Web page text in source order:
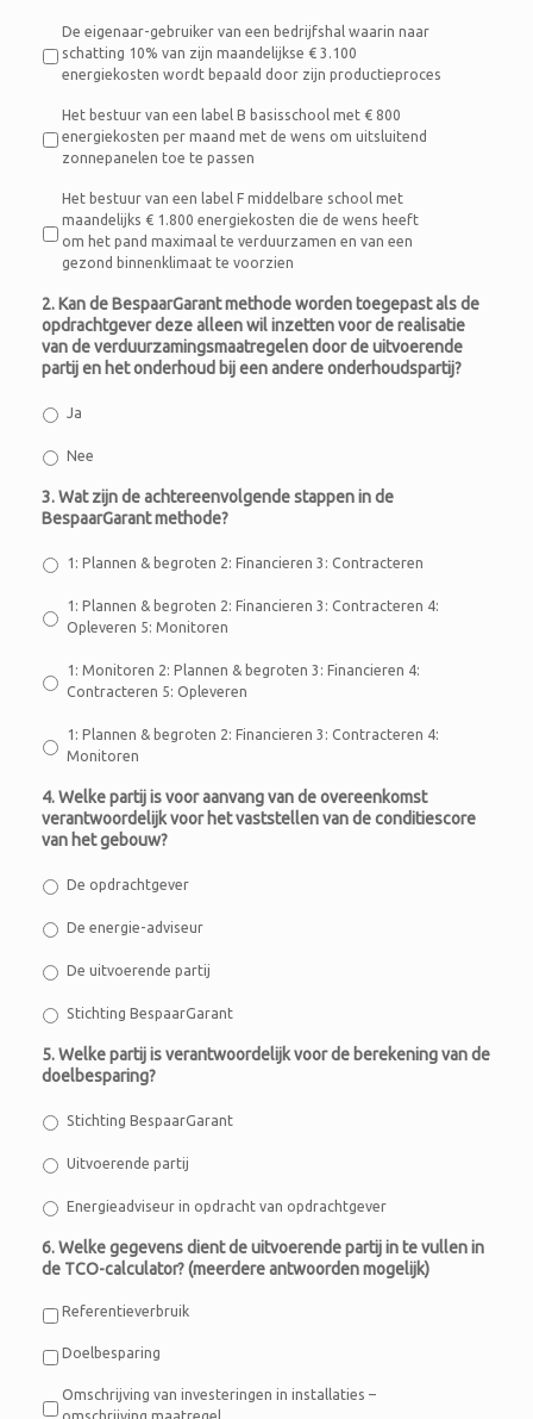
De eigenaar-gebruiker van een bedrijfshal waarin naar
schatting 10% van zijn maandelijkse € 3.100
energiekosten wordt bepaald door zijn productieproces
Het bestuur van een label B basisschool met € 800
energiekosten per maand met de wens om uitsluitend
zonnepanelen toe te passen
Het bestuur van een label F middelbare school met
maandelijks € 1.800 energiekosten die de wens heeft
om het pand maximaal te verduurzamen en van een
gezond binnenklimaat te voorzien
2. Kan de BespaarGarant methode worden toegepast als de
opdrachtgever deze alleen wil inzetten voor de realisatie
van de verduurzamingsmaatregelen door de uitvoerende
partij en het onderhoud bij een andere onderhoudspartij?
Ja
Nee
3. Wat zijn de achtereenvolgende stappen in de
BespaarGarant methode?
1: Plannen & begroten 2: Financieren 3: Contracteren
1: Plannen & begroten 2: Financieren 3: Contracteren 4:
Opleveren 5: Monitoren
1: Monitoren 2: Plannen & begroten 3: Financieren 4:
Contracteren 5: Opleveren
1: Plannen & begroten 2: Financieren 3: Contracteren 4:
Monitoren
4. Welke partij is voor aanvang van de overeenkomst
verantwoordelijk voor het vaststellen van de conditiescore
van het gebouw?
De opdrachtgever
De energie-adviseur
De uitvoerende partij
Stichting BespaarGarant
5. Welke partij is verantwoordelijk voor de berekening van de
doelbesparing?
Stichting BespaarGarant
Uitvoerende partij
Energieadviseur in opdracht van opdrachtgever
6. Welke gegevens dient de uitvoerende partij in te vullen in
de TCO-calculator? (meerdere antwoorden mogelijk)
Referentieverbruik
Doelbesparing
Omschrijving van investeringen in installaties –
omschrijving maatregel